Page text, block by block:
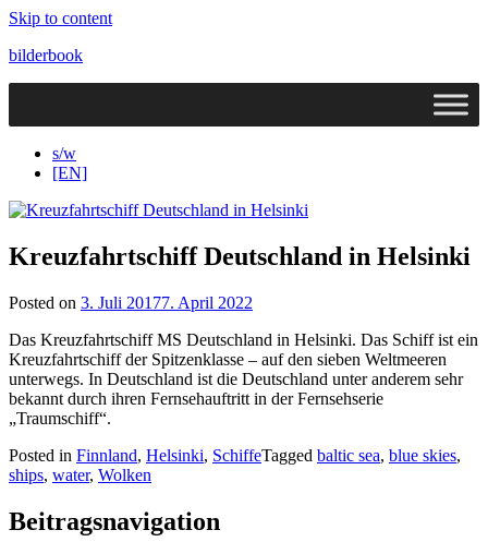
Skip to content
bilderbook
s/w
[EN]
Kreuzfahrtschiff Deutschland in Helsinki
Posted on 3. Juli 20177. April 2022
Das Kreuzfahrtschiff MS Deutschland in Helsinki. Das Schiff ist ein
Kreuzfahrtschiff der Spitzenklasse – auf den sieben Weltmeeren
unterwegs. In Deutschland ist die Deutschland unter anderem sehr
bekannt durch ihren Fernsehauftritt in der Fernsehserie
„Traumschiff“.
Posted in Finnland, Helsinki, SchiffeTagged baltic sea, blue skies,
ships, water, Wolken
Beitragsnavigation